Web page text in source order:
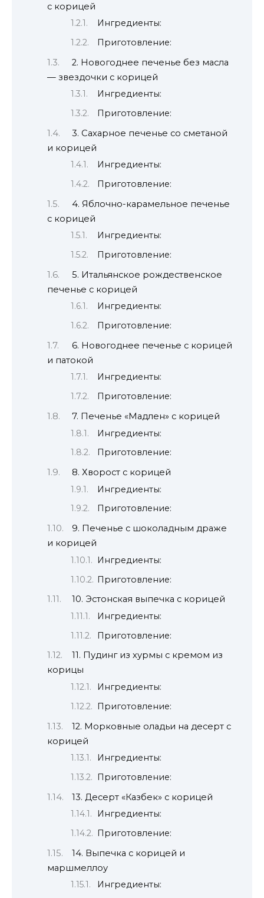
с корицей
Ингредиенты:
Приготовление:
2. Новогоднее печенье без масла
— звездочки с корицей
Ингредиенты:
Приготовление:
3. Сахарное печенье со сметаной
и корицей
Ингредиенты:
Приготовление:
4. Яблочно-карамельное печенье
с корицей
Ингредиенты:
Приготовление:
5. Итальянское рождественское
печенье с корицей
Ингредиенты:
Приготовление:
6. Новогоднее печенье с корицей
и патокой
Ингредиенты:
Приготовление:
7. Печенье «Мадлен» с корицей
Ингредиенты:
Приготовление:
8. Хворост с корицей
Ингредиенты:
Приготовление:
9. Печенье с шоколадным драже
и корицей
Ингредиенты:
Приготовление:
10. Эстонская выпечка с корицей
Ингредиенты:
Приготовление:
11. Пудинг из хурмы с кремом из
корицы
Ингредиенты:
Приготовление:
12. Морковные оладьи на десерт с
корицей
Ингредиенты:
Приготовление:
13. Десерт «Казбек» с корицей
Ингредиенты:
Приготовление:
14. Выпечка с корицей и
маршмеллоу
Ингредиенты: